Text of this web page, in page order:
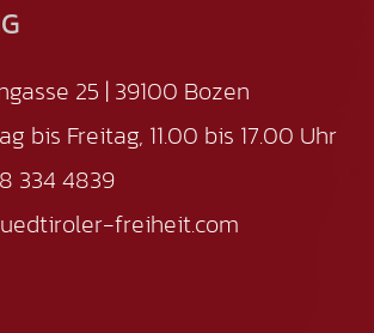
25 | 39100 Bozen
bis Freitag, 11.00 bis 17.00 Uhr
334 4839
freiheit.com